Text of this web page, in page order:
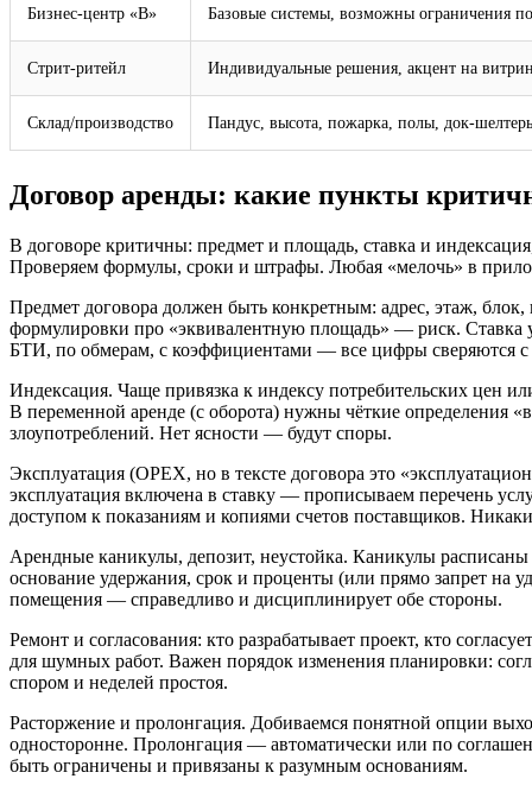
Бизнес‑центр «B» Базовые системы, возможны ограничения
Стрит‑ритейл Индивидуальные решения, акцент на
Склад/производство Пандус, высота, пожарка, полы,
Договор аренды: какие пункты
В договоре критичны: предмет и площадь, ставка и
Проверяем формулы, сроки и штрафы. Любая «мелочь» в
Предмет договора должен быть конкретным: адрес, этаж,
формулировки про «эквивалентную площадь» — риск. Ставка
БТИ, по обмерам, с коэффициентами — все цифры сверяются
Индексация. Чаще привязка к индексу потребительских цен
В переменной аренде (с оборота) нужны чёткие определения
злоупотреблений. Нет ясности — будут споры.
Эксплуатация (OPEX, но в тексте договора это
эксплуатация включена в ставку — прописываем перечень
доступом к показаниям и копиями счетов поставщиков.
Арендные каникулы, депозит, неустойка. Каникулы
основание удержания, срок и проценты (или прямо запрет на
помещения — справедливо и дисциплинирует обе стороны.
Ремонт и согласования: кто разрабатывает проект, кто
для шумных работ. Важен порядок изменения планировки:
спором и неделей простоя.
Расторжение и пролонгация. Добиваемся понятной опции
односторонне. Пролонгация — автоматически или по
быть ограничены и привязаны к разумным основаниям.